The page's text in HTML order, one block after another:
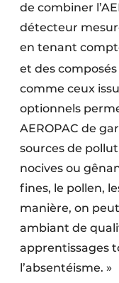
de combiner
détecteur
en tenant
et des
comme ceux
optionnels
AEROPAC de
sources de
nocives ou
fines, le pollen,
manière, on
ambiant de
apprentissages
l’absentéisme. »